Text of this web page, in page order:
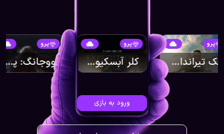
پرو
تک‌ تیرانداز نخبه ۴
پرو
کلر آبسکیور: اکسپدیشن ۳۳
پرو
ووجانگ: پرهای سقوط کرده
ورود به بازی